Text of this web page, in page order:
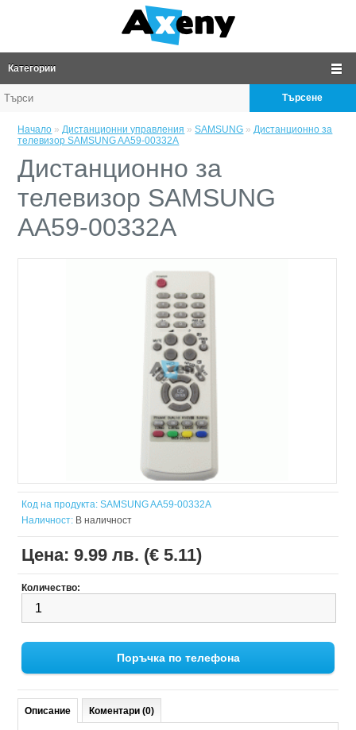
Категории
Търсене
Начало »Дистанционни управления »SAMSUNG »Дистанционно за
телевизор SAMSUNG AA59-00332A
Дистанционно за
телевизор SAMSUNG
AA59-00332A
Код на продукта: SAMSUNG AA59-00332A
Наличност: В наличност
Цена:9.99 лв. (€ 5.11)
Количество:
Поръчка по телефона
Описание Коментари (0)